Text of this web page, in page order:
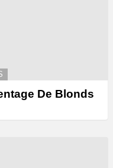
De Blonds